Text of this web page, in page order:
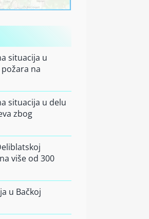
situacija u
na
situacija u delu
zbog
više od 300
u Bačkoj